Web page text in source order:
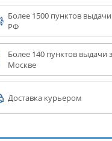
Более 1500 пунктов выдачи
РФ
Более 140 пунктов выдачи
Москве
Доставка курьером